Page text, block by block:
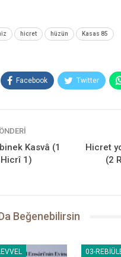
ayrılacağı için çok
bu sözlerin üzerinden
şu ayeti indirdi:
indirip onu okumanı, tebliğ
Resûlü’ne (sallallahu aleyhi
sekiz yıl sonra
hicret hüzün Kasas 85
Facebook Twitter
Kasvâ (1
1)
Hicret
(2
Beğenebilirsin
03-